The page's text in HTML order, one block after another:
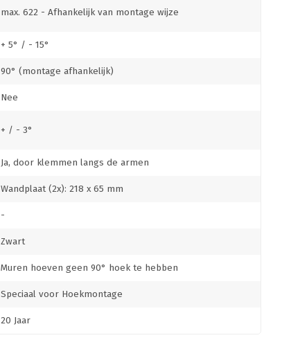
max. 622 - Afhankelijk van montage wijze
+ 5° / - 15°
90° (montage afhankelijk)
Nee
+ / - 3°
Ja, door klemmen langs de armen
Wandplaat (2x): 218 x 65 mm
-
Zwart
Muren hoeven geen 90° hoek te hebben
Speciaal voor Hoekmontage
20 Jaar